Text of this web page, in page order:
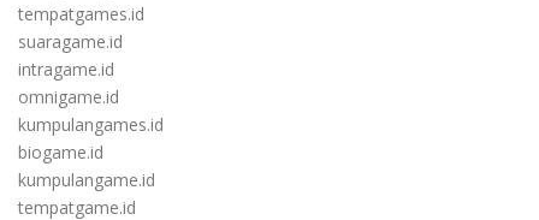
tempatgames.id
suaragame.id
intragame.id
omnigame.id
kumpulangames.id
biogame.id
kumpulangame.id
tempatgame.id